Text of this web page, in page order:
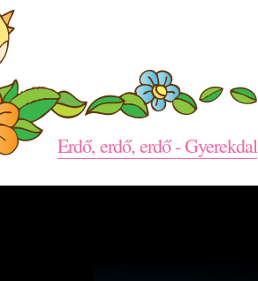
Erdő, erdő, erdő - Gyerekdal